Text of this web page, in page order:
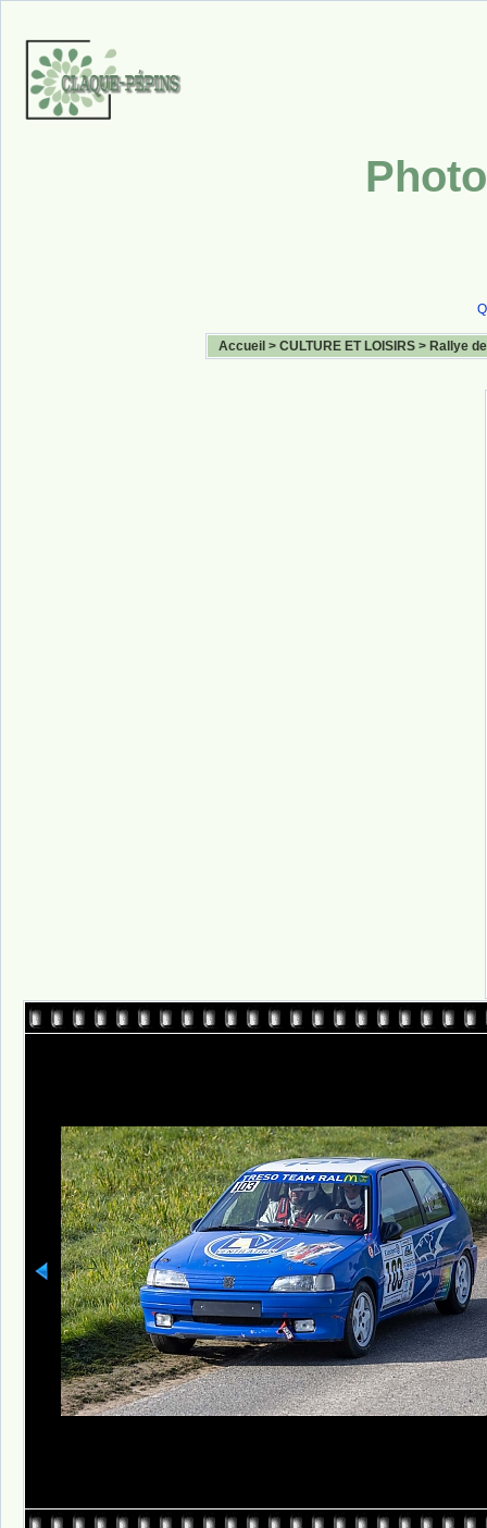
Accueil > CULTURE ET LOISIRS > Rallye